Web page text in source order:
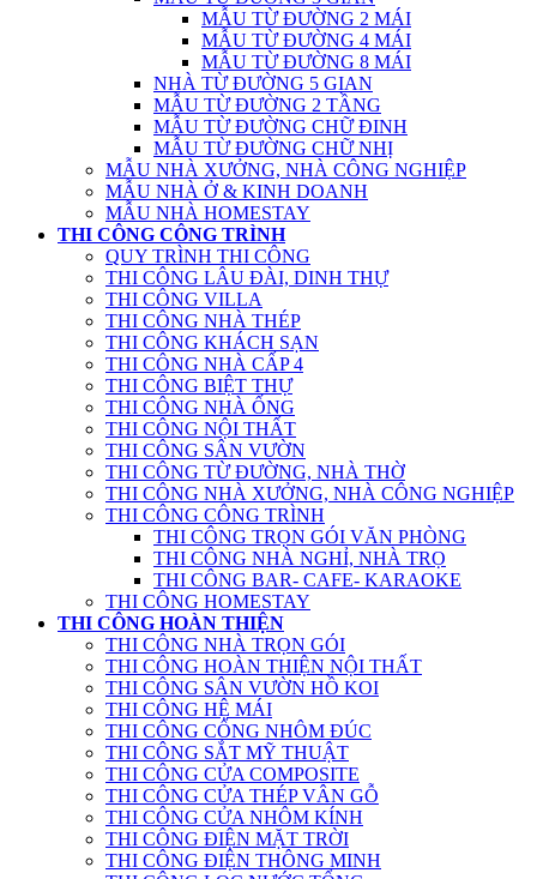
MẪU TỪ ĐƯỜNG 2 MÁI
MẪU TỪ ĐƯỜNG 4 MÁI
MẪU TỪ ĐƯỜNG 8 MÁI
NHÀ TỪ ĐƯỜNG 5 GIAN
MẪU TỪ ĐƯỜNG 2 TẦNG
MẪU TỪ ĐƯỜNG CHỮ ĐINH
MẪU TỪ ĐƯỜNG CHỮ NHỊ
MẪU NHÀ XƯỞNG, NHÀ CÔNG NGHIỆP
MẪU NHÀ Ở & KINH DOANH
MẪU NHÀ HOMESTAY
THI CÔNG CÔNG TRÌNH
QUY TRÌNH THI CÔNG
THI CÔNG LÂU ĐÀI, DINH THỰ
THI CÔNG VILLA
THI CÔNG NHÀ THÉP
THI CÔNG KHÁCH SẠN
THI CÔNG NHÀ CẤP 4
THI CÔNG BIỆT THỰ
THI CÔNG NHÀ ỐNG
THI CÔNG NỘI THẤT
THI CÔNG SÂN VƯỜN
THI CÔNG TỪ ĐƯỜNG, NHÀ THỜ
THI CÔNG NHÀ XƯỞNG, NHÀ CÔNG NGHIỆP
THI CÔNG CÔNG TRÌNH
THI CÔNG TRỌN GÓI VĂN PHÒNG
THI CÔNG NHÀ NGHỈ, NHÀ TRỌ
THI CÔNG BAR- CAFE- KARAOKE
THI CÔNG HOMESTAY
THI CÔNG HOÀN THIỆN
THI CÔNG NHÀ TRỌN GÓI
THI CÔNG HOÀN THIỆN NỘI THẤT
THI CÔNG SÂN VƯỜN HỒ KOI
THI CÔNG HỆ MÁI
THI CÔNG CỔNG NHÔM ĐÚC
THI CÔNG SẮT MỸ THUẬT
THI CÔNG CỬA COMPOSITE
THI CÔNG CỬA THÉP VÂN GỖ
THI CÔNG CỬA NHÔM KÍNH
THI CÔNG ĐIỆN MẶT TRỜI
THI CÔNG ĐIỆN THÔNG MINH